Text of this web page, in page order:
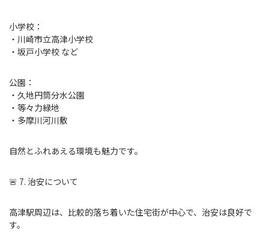
小学校：
・川崎市立高津小学校
・坂戸小学校 など
公園：
・久地円筒分水公園
・等々力緑地
・多摩川河川敷
自然とふれあえる環境も魅力です。
🚨 7. 治安について
高津駅周辺は、比較的落ち着いた住宅街が中心で、治安は良好で
す。